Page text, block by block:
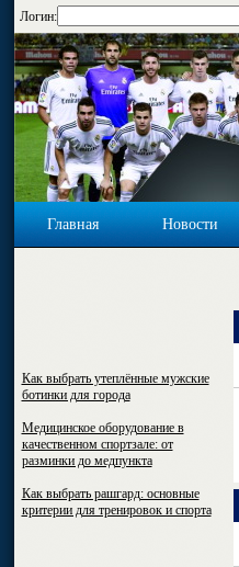
Логин:
Главная Новости
Как выбрать утеплённые мужские
ботинки для города
Медицинское оборудование в
качественном спортзале: от
разминки до медпункта
Как выбрать рашгард: основные
критерии для тренировок и спорта